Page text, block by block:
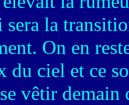
sera la
On en
du ciel et ce
vêtir